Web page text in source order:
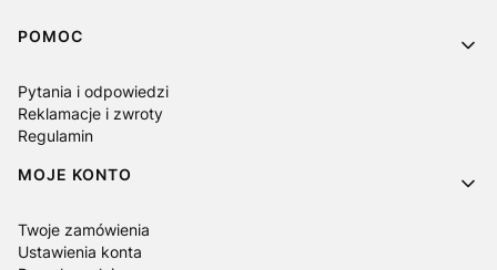
Linki w stopce
POMOC
Pytania i odpowiedzi
Reklamacje i zwroty
Regulamin
MOJE KONTO
Twoje zamówienia
Ustawienia konta